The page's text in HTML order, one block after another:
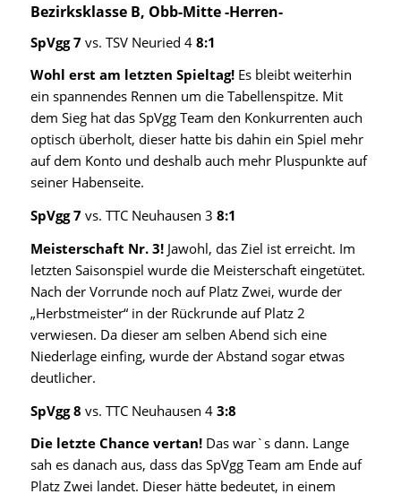
Bezirksklasse B, Obb-Mitte -Herren-
SpVgg 7 vs. TSV Neuried 48:1
Wohl erst am letzten Spieltag! Es bleibt weiterhin
ein spannendes Rennen um die Tabellenspitze. Mit
dem Sieg hat das SpVgg Team den Konkurrenten auch
optisch überholt, dieser hatte bis dahin ein Spiel mehr
auf dem Konto und deshalb auch mehr Pluspunkte auf
seiner Habenseite.
SpVgg 7 vs. TTC Neuhausen 3 8:1
Meisterschaft Nr. 3! Jawohl, das Ziel ist erreicht. Im
letzten Saisonspiel wurde die Meisterschaft eingetütet.
Nach der Vorrunde noch auf Platz Zwei, wurde der
„Herbstmeister“ in der Rückrunde auf Platz 2
verwiesen. Da dieser am selben Abend sich eine
Niederlage einfing, wurde der Abstand sogar etwas
deutlicher.
SpVgg 8 vs. TTC Neuhausen 43:8
Die letzte Chance vertan! Das war`s dann. Lange
sah es danach aus, dass das SpVgg Team am Ende auf
Platz Zwei landet. Dieser hätte bedeutet, in einem